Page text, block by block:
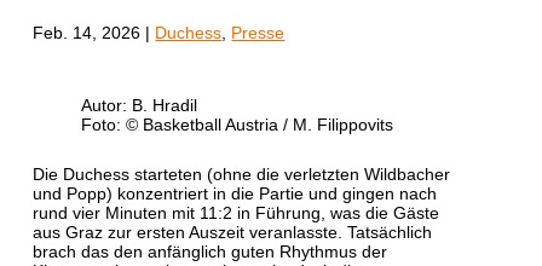
Feb. 14, 2026 | Duchess Presse
Autor: B. Hradil
Foto: © Basketball Austria / M. Filippovits
Die Duchess starteten (ohne die verletzten Wildbacher
und Popp) konzentriert in die Partie und gingen nach
rund vier Minuten mit 11:2 in Führung, was die Gäste
aus Graz zur ersten Auszeit veranlasste. Tatsächlich
brach das den anfänglich guten Rhythmus der